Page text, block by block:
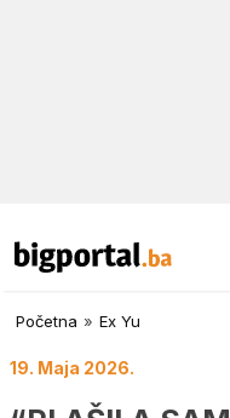
Početna » Ex Yu
19. Maja 2026.